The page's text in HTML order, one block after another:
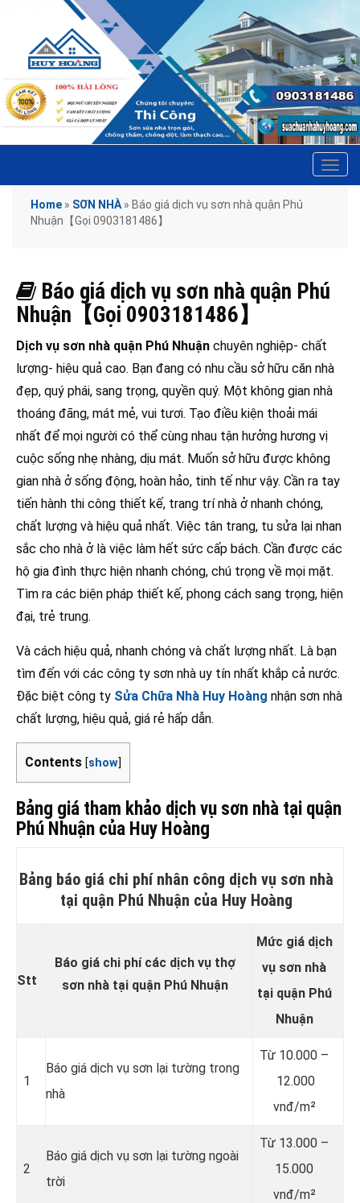
Home » SƠN NHÀ » Báo giá dịch vụ sơn nhà quận Phú
Nhuận【Gọi 0903181486】
Báo giá dịch vụ sơn nhà quận Phú
Nhuận【Gọi 0903181486】
Dịch vụ sơn nhà quận Phú Nhuận chuyên nghiệp- chất
lượng- hiệu quả cao. Bạn đang có nhu cầu sở hữu căn nhà
đẹp, quý phái, sang trọng, quyền quý. Một không gian nhà
thoáng đãng, mát mẻ, vui tươi. Tạo điều kiện thoải mái
nhất để mọi người có thể cùng nhau tận hưởng hương vị
cuộc sống nhẹ nhàng, dịu mát. Muốn sở hữu được không
gian nhà ở sống động, hoàn hảo, tinh tế như vậy. Cần ra tay
tiến hành thi công thiết kế, trang trí nhà ở nhanh chóng,
chất lượng và hiệu quả nhất. Việc tân trang, tu sửa lại nhan
sắc cho nhà ở là việc làm hết sức cấp bách. Cần được các
hộ gia đình thực hiện nhanh chóng, chú trọng về mọi mặt.
Tìm ra các biện pháp thiết kế, phong cách sang trọng, hiện
đại, trẻ trung.
Và cách hiệu quả, nhanh chóng và chất lượng nhất. Là bạn
tìm đến với các công ty sơn nhà uy tín nhất khắp cả nước.
Đặc biệt công ty Sửa Chữa Nhà Huy Hoàng nhận sơn nhà
chất lượng, hiệu quả, giá rẻ hấp dẫn.
Contents [show]
Bảng giá tham khảo dịch vụ sơn nhà tại quận
Phú Nhuận của Huy Hoàng
Bảng báo giá chi phí nhân công dịch vụ sơn nhà
tại quận Phú Nhuận của Huy Hoàng
Stt
Báo giá chi phí các dịch vụ thợ
sơn nhà tại quận Phú Nhuận
Mức giá dịch
vụ sơn nhà
tại quận Phú
Nhuận
1
Báo giá dịch vụ sơn lại tường trong
nhà
Từ 10.000 –
12.000
vnđ/m²
2
Báo giá dịch vụ sơn lại tường ngoài
trời
Từ 13.000 –
15.000
vnđ/m²